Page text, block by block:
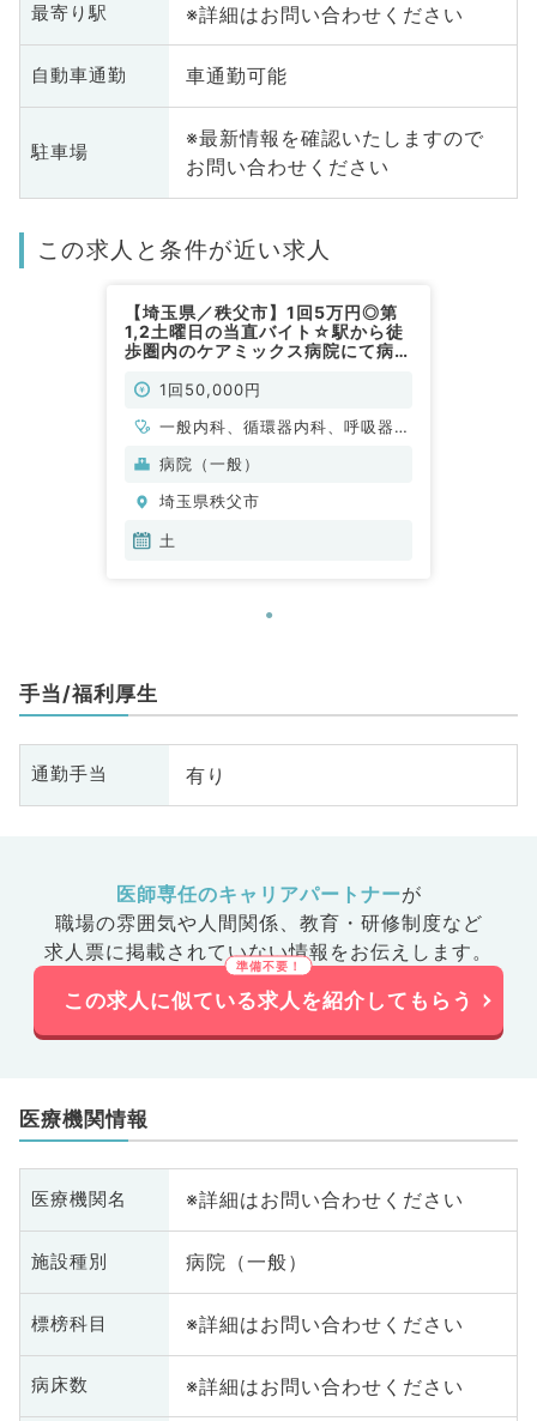
最寄り駅 ※詳細はお問い合わせください
自動車通勤 車通勤可能
駐車場
※最新情報を確認いたしますので
お問い合わせください
この求人と条件が近い求人
【埼玉県／秩父市】1回5万円◎第
1,2土曜日の当直バイト☆駅から徒
歩圏内のケアミックス病院にて病棟
イカー通勤可～後期研修医の先生相
1回50,000円
一般内科、循環器内科、呼吸器内
科、消化器内科、内分泌・代謝内
病院（一般）
埼玉県秩父市
土
手当/福利厚生
通勤手当 有り
医師専任のキャリアパートナーが
職場の雰囲気や人間関係、 教育・研修制度など
求人票に掲載されていない情報をお伝えします。
この求人に似ている求人を紹介してもらう
医療機関情報
医療機関名 ※詳細はお問い合わせください
施設種別 病院（一般）
標榜科目 ※詳細はお問い合わせください
病床数 ※詳細はお問い合わせください